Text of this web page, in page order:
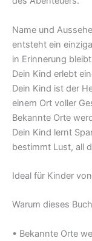
Name und
entsteht ein
in Erinnerung
Dein Kind erlebt
Dein Kind ist der
einem Ort voller
Bekannte Orte
Dein Kind lernt
bestimmt Lust, all
Ideal für Kinder
Warum dieses
• Bekannte Orte